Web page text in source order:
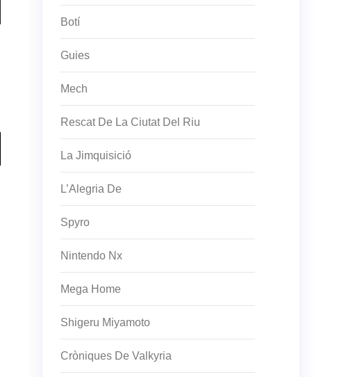
Botí
Guies
Mech
Rescat De La Ciutat Del Riu
La Jimquisició
L’Alegria De
Spyro
Nintendo Nx
Mega Home
Shigeru Miyamoto
Cròniques De Valkyria